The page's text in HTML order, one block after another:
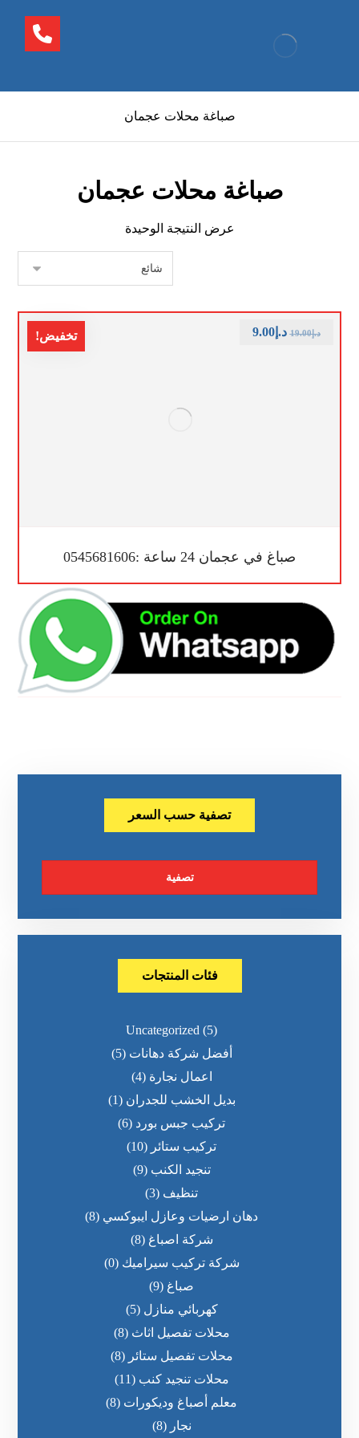
صباغة محلات عجمان
صباغة محلات عجمان
عرض النتيجة الوحيدة
تخفيض!
صباغ في عجمان 24 ساعة :0545681606
د.إ19.00 د.إ9.00
تصفية حسب السعر
تصفية
فئات المنتجات
Uncategorized (5)
أفضل شركة دهانات (5)
اعمال نجارة (4)
بديل الخشب للجدران (1)
تركيب جبس بورد (6)
تركيب ستائر (10)
تنجيد الكنب (9)
تنظيف (3)
دهان ارضيات وعازل ايبوكسي (8)
شركة اصباغ (8)
شركة تركيب سيراميك (0)
صباغ (9)
كهربائي منازل (5)
محلات تفصيل اثاث (8)
محلات تفصيل ستائر (8)
محلات تنجيد كنب (11)
معلم أصباغ وديكورات (8)
نجار (8)